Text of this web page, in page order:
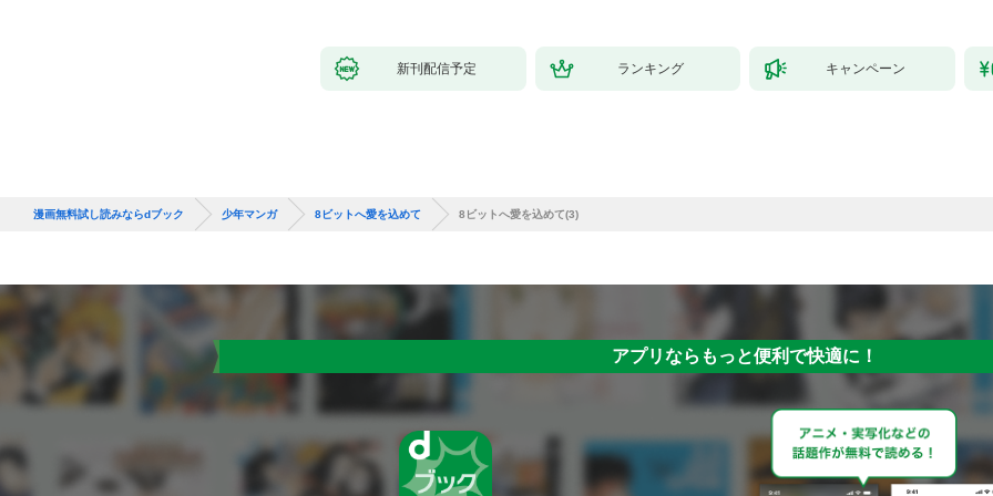
新刊配信予定 ランキング キャンペーン
漫画無料試し読みならdブック 少年マンガ 8ビットへ愛を込めて 8ビットへ愛を込めて(3)
アプリならもっと便利で快適に！